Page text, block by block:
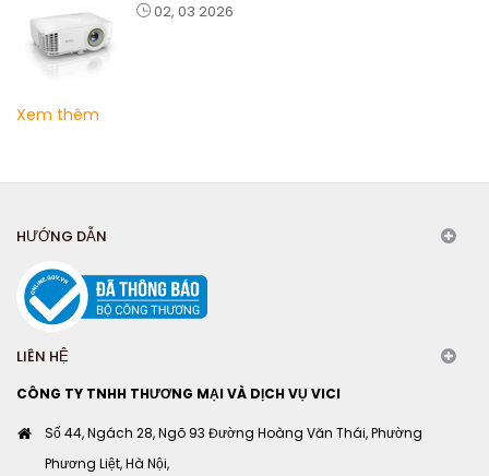
02, 03 2026
Xem thêm
HƯỚNG DẪN
LIÊN HỆ
CÔNG TY TNHH THƯƠNG MẠI VÀ DỊCH VỤ VICI
Số 44, Ngách 28, Ngõ 93 Đường Hoàng Văn Thái, Phường
Phương Liệt, Hà Nội,